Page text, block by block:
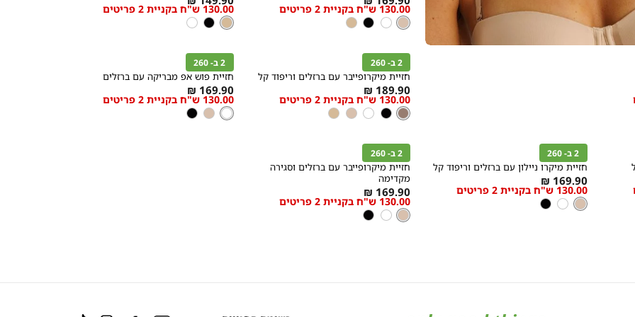
מידה
low
as
130.00 ש"ח בקניית 2 פריטים
צבע
ניוד
ניוד לבן שחורניוד
מידה
low
as
130.00 ש"ח בקניית 2 פריטים
צבע
ניוד
ניוד שחורלבן
Color
חום
מידה
הוספה
לסל
2 ב- 260
חזיית מיקרופייבר עם ברזלים וריפוד קל
As
low
as
189.90 ₪
130.00 ש"ח בקניית 2 פריטים
צבע
חום
חום שחורלבן ניוד ניוד
Color
לבן
מידה
הוספה
לסל
2 ב- 260
חזיית פוש אפ מבריקה עם ברזלים
As
low
as
169.90 ₪
130.00 ש"ח בקניית 2 פריטים
צבע
לבן
לבן ניוד שחור
Color
ניוד
מידה
הוספה
לסל
2 ב- 260
חזיית מיקרו ניילון עם ברזלים וריפוד קל
As
low
as
169.90 ₪
130.00 ש"ח בקניית 2 פריטים
צבע
ניוד
ניוד לבן שחור
קנייה
Color
ניוד
הוספה
לסל
2 ב- 260
חזיית מיקרופייבר עם ברזלים וסגירה
מקדימה
As
low
as
169.90 ₪
130.00 ש"ח בקניית 2 פריטים
צבע
ניוד
ניוד לבן שחור